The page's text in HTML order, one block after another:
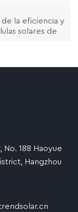
de la eficiencia y
solares de
188 Haoyue
Hangzhou